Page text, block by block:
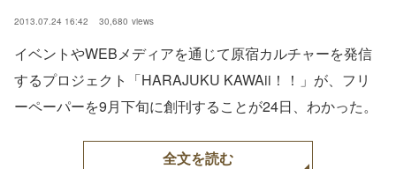
2013.07.24 16:42 30,680 views
イベントやWEBメディアを通じて原宿カルチャーを発信
するプロジェクト「HARAJUKU KAWAii！！」が、フリ
ーペーパーを9月下旬に創刊することが24日、わかった。
全文を読む